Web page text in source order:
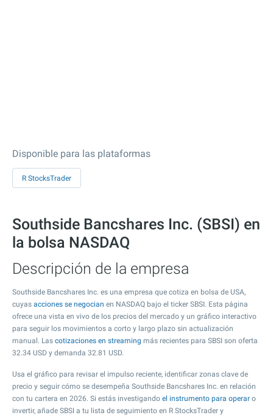
Disponible para las plataformas
R StocksTrader
Southside Bancshares Inc. (SBSI) en
la bolsa NASDAQ
Descripción de la empresa
Southside Bancshares Inc. es una empresa que cotiza en bolsa de USA,
cuyas acciones se negocian en NASDAQ bajo el ticker SBSI. Esta página
ofrece una vista en vivo de los precios del mercado y un gráfico interactivo
para seguir los movimientos a corto y largo plazo sin actualización
manual. Las cotizaciones en streaming más recientes para SBSI son oferta
32.34 USD y demanda 32.81 USD.
Usa el gráfico para revisar el impulso reciente, identificar zonas clave de
precio y seguir cómo se desempeña Southside Bancshares Inc. en relación
con tu cartera en 2026. Si estás investigando el instrumento para operar o
invertir, añade SBSI a tu lista de seguimiento en R StocksTrader y